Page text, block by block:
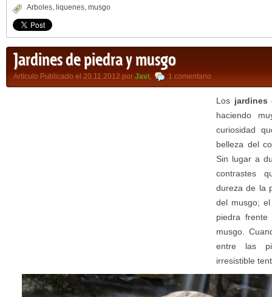
Arboles, liquenes, musgo
Jardines de piedra y musgo
Artículo Publicado el 20.11.2012 por Javi, 1 comentario
Los jardines
haciendo
curiosidad
belleza del
Sin lugar a
contrastes
dureza de la
del musgo;
piedra
musgo.
entre las
irresistible